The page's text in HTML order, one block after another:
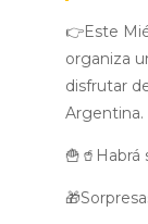
👉Este
organiza
disfrutar
Argentina.